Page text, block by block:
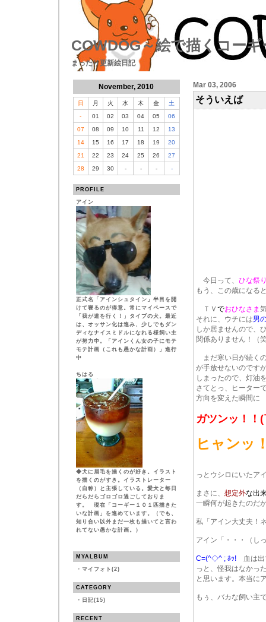
COWDOG～絵で描くコーギ
まったり更新絵日記
November, 2010
日 月 火 水 木 金
土
-
01 02 03 04 05
06
07
08 09 10 11 12
13
14
15 16 17 18 19
20
21
22 23 24 25 26
27
28
29 30 - - - -
PROFILE
アイン
正式名「アインシュタイン」半目を開
けて寝るのが得意。常にマイペースで
「我が道を行く！」タイプの犬。最近
は、オッサン化は進み、少しでもダン
ディなナイスミドルになれる様飼い主
が努力中。「アインくん女の子にモテ
モテ計画（これも愚かな計画）」進行
中
ちはる
◆犬に眉毛を描くのが好き。イラスト
を描くのがすき。イラストレーター
（自称）と主張している。愛犬と毎日
だらだらゴロゴロ過ごしておりま
す。 現在「コーギー１０１匹描きた
いな計画」を進めています。（でも、
知り合い以外まだ一枚も描いてと言わ
れてない愚かな計画。）
MYALBUM
・ マイフォト(2)
CATEGORY
・ 日記(15)
RECENT
Mar 03, 2006
そういえば
今日って、 ひな祭
もう、この歳になる
ＴＶ でおひなさま
それに、ウチには男
しか居ませんので、
関係ありません！（
まだ寒い日が続く
が手放せないのです
しまったので、灯油
さてとっ、ヒーター
方向を変えた瞬間に
ガツンッ！！
ヒャンッ
っとウシロにいたア
まさに、 想定外な出
一瞬何が起きたのだ
私「アイン大丈夫！
アイン「・・・（し
C=(^◇^ ; ﾎｯ! 血は
っと、怪我はなかっ
と思います。本当に
もぅ、バカな飼い